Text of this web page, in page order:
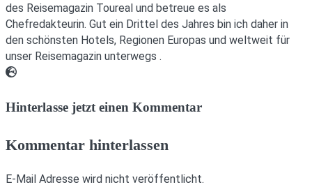
des Reisemagazin Toureal und betreue es als
Chefredakteurin. Gut ein Drittel des Jahres bin ich daher in
den schönsten Hotels, Regionen Europas und weltweit für
unser Reisemagazin unterwegs .
Webseite
Hinterlasse jetzt einen Kommentar
Kommentar hinterlassen
E-Mail Adresse wird nicht veröffentlicht.